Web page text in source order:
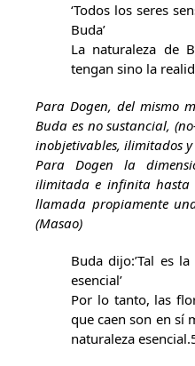
‘Todos los seres
Buda’
La naturaleza de
tengan sino la
Para Dogen, del mismo
Buda es no sustancial,
inobjetivables, ilimitados
Para Dogen la
ilimitada e infinita hasta
llamada propiamente
(Masao)
Buda dijo:’Tal es
esencial’
Por lo tanto, las
que caen son en sí
naturaleza